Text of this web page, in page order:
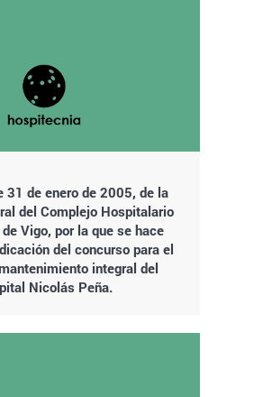
31 de enero de 2005, de la
del Complejo Hospitalario
Vigo, por la que se hace
del concurso para el
integral del
Nicolás Peña.